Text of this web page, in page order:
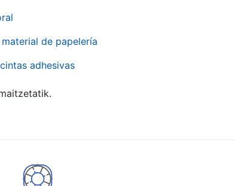
de papelería
adhesivas